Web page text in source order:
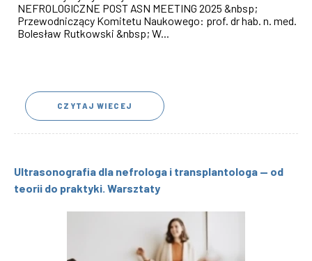
NEFROLOGICZNE POST ASN MEETING 2025 &nbsp;
Przewodniczący Komitetu Naukowego: prof. dr hab. n. med.
Bolesław Rutkowski &nbsp; W...
CZYTAJ WIECEJ
Ultrasonografia dla nefrologa i transplantologa — od
teorii do praktyki. Warsztaty